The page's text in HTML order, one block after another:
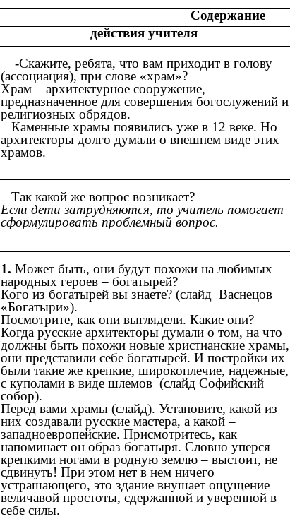
Содержание
действия учителя
-Скажите, ребята, что вам приходит в голову
(ассоциация), при слове «храм»?
Храм – архитектурное сооружение,
предназначенное для совершения богослужений и
религиозных обрядов.
Каменные храмы появились уже в 12 веке. Но
архитекторы долго думали о внешнем виде этих
храмов.
– Так какой же вопрос возникает?
Если дети затрудняются, то учитель помогает
сформулировать проблемный вопрос.
1. Может быть, они будут похожи на любимых
народных героев – богатырей?
Кого из богатырей вы знаете? (слайд Васнецов
«Богатыри»).
Посмотрите, как они выглядели. Какие они?
Когда русские архитекторы думали о том, на что
должны быть похожи новые христианские храмы,
они представили себе богатырей. И постройки их
были такие же крепкие, широкоплечие, надежные,
с куполами в виде шлемов (слайд Софийский
собор).
Перед вами храмы (слайд). Установите, какой из
них создавали русские мастера, а какой –
западноевропейские. Присмотритесь, как
напоминает он образ богатыря. Словно уперся
крепкими ногами в родную землю – выстоит, не
сдвинуть! При этом нет в нем ничего
устрашающего, это здание внушает ощущение
величавой простоты, сдержанной и уверенной в
себе силы.